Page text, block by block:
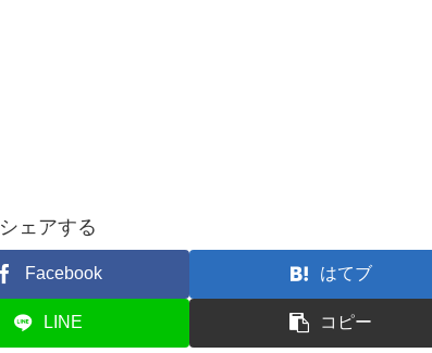
シェアする
Facebook はてブ
LINE コピー